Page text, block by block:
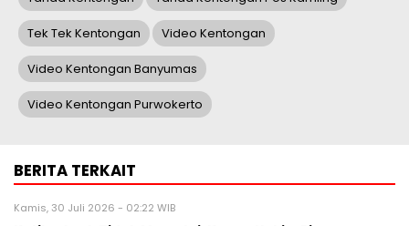
Tek Tek Kentongan Video Kentongan
Video Kentongan Banyumas
Video Kentongan Purwokerto
BERITA TERKAIT
Kamis, 30 Juli 2026 - 02:22 WIB